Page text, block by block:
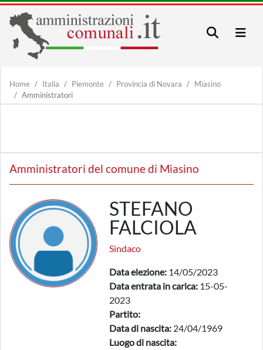
Home Italia Piemonte Provincia di Novara
Miasino
Amministratori
Amministratori del comune di Miasino
STEFANO
FALCIOLA
Sindaco
Data elezione: 14/05/2023
Data entrata in carica: 15-05-
2023
Partito:
Data di nascita: 24/04/1969
Luogo di nascita: